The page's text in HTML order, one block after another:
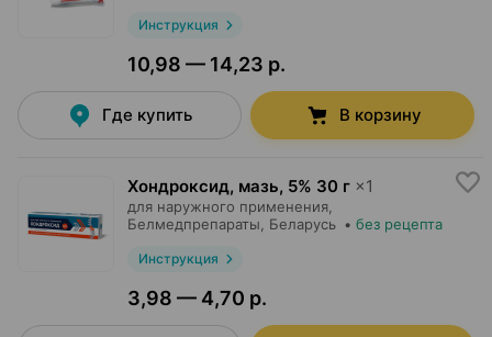
Инструкция
10,98 — 14,23 р.
Где купить В корзину
Хондроксид, мазь, 5% 30 г ×1
для наружного применения,
Белмедпрепараты , Беларусь • без рецепта
Инструкция
3,98 — 4,70 р.